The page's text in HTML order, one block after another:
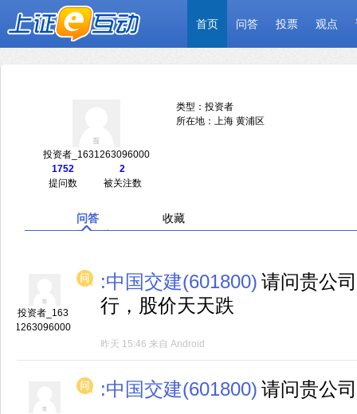
首页 问答 投票 观点
投资者_1631263096000
1752
提问数
2
被关注数
类型：投资者
所在地：上海 黄浦区
问答 收藏
投资者_163
1263096000
:中国交建(601800) 请问贵公
行，股价天天跌
昨天 15:46 来自 Android
:中国交建(601800) 请问贵公